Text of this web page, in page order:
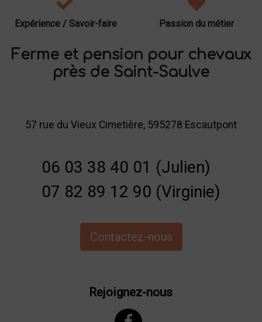
Expérience / Savoir-faire Passion du métier
Ferme et pension pour chevaux
près de Saint-Saulve
57 rue du Vieux Cimetière, 595278 Escautpont
06 03 38 40 01 (Julien)
07 82 89 12 90 (Virginie)
Contactez-nous
Rejoignez-nous